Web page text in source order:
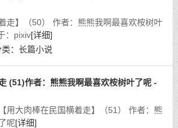
走】（50） 作者：熊熊我啊最喜欢桉树叶
：pixiv[详细]
： 长篇小说
(51)作者：熊熊我啊最喜欢桉树叶了呢 -
国横着走】（51） 作者：熊
呢[详细]